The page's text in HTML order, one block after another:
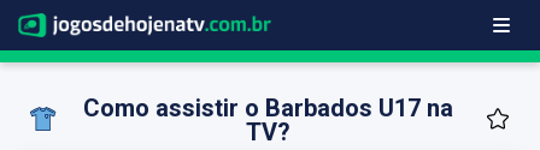
Como assistir o Barbados U17 na
TV?